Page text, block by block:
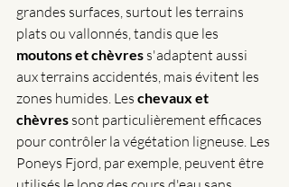
grandes surfaces, surtout les terrains
plats ou vallonnés, tandis que les
moutons et chèvres s'adaptent aussi
aux terrains accidentés, mais évitent les
zones humides. Les chevaux et
chèvres sont particulièrement efficaces
pour contrôler la végétation ligneuse. Les
Poneys Fjord, par exemple, peuvent être